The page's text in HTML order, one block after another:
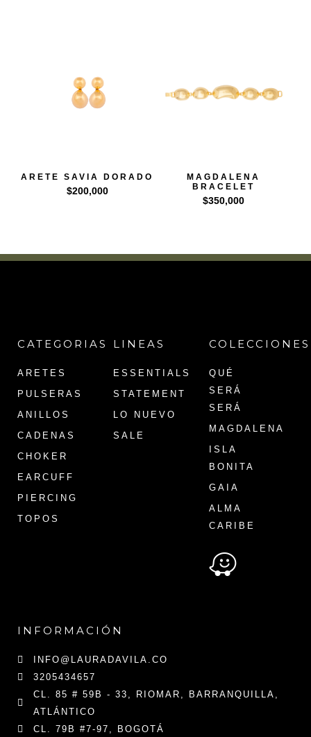
ARETE SAVIA DORADO
$200,000
MAGDALENA
BRACELET
$350,000
CATEGORIAS
ARETES
PULSERAS
ANILLOS
CADENAS
CHOKER
EARCUFF
PIERCING
TOPOS
LINEAS
ESSENTIALS
STATEMENT
LO NUEVO
SALE
COLECCIONES
QUÉ
SERÁ
SERÁ
MAGDALENA
ISLA
BONITA
GAIA
ALMA
CARIBE
INFORMACIÓN
INFO@LAURADAVILA.CO
3205434657
CL. 85 # 59B - 33, RIOMAR, BARRANQUILLA,
ATLÁNTICO
CL. 79B #7-97, BOGOTÁ